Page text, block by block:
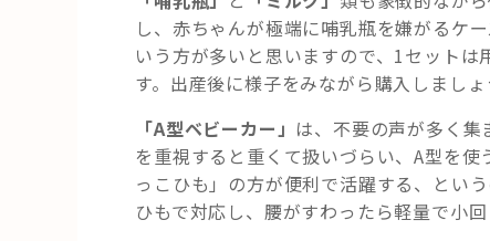
し、赤ちゃんが極端に哺乳瓶を嫌がるケ
いう方が多いと思いますので、1セット
す。出産後に様子をみながら購入しましょ
「A型ベビーカー」 は、不要の声が多く
を重視すると重くて扱いづらい、A型を
っこひも」の方が便利で活躍する、とい
ひもで対応し、腰がすわったら軽量で小